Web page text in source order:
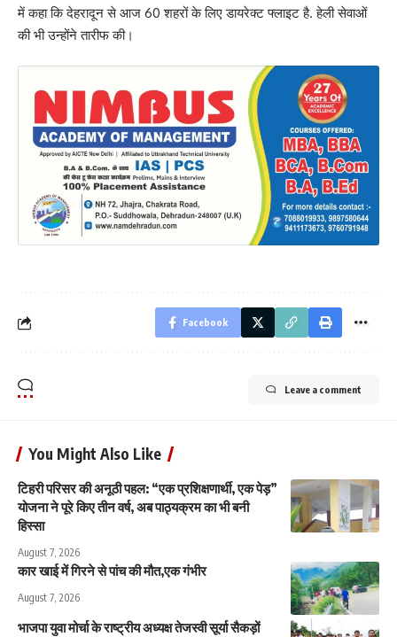
में कहा कि देहरादून से आज 60 शहरों के लिए डायरेक्ट फ्लाइट है. हेली सेवाओं
की भी उन्होंने तारीफ की।
Facebook
Leave a comment
You Might Also Like
टिहरी परिसर की अनूठी पहल: “एक प्रशिक्षणार्थी, एक पेड़”
योजना ने पूरे किए तीन वर्ष, अब पाठ्यक्रम का भी बनी
हिस्सा
August 7, 2026
कार खाई में गिरने से पांच की मौत,एक गंभीर
August 7, 2026
भाजपा युवा मोर्चा के राष्ट्रीय अध्यक्ष तेजस्वी सूर्या सैकड़ों